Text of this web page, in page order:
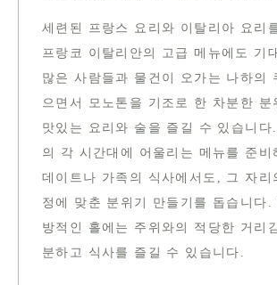
세련된 프랑스 요리와 이탈리아 요리
프랑코 이탈리안의 고급 메뉴에도 기
많은 사람들과 물건이 오가는 나하의
으면서 모노톤을 기조로 한 차분한 분
맛있는 요리와 술을 즐길 수 있습니다
의 각 시간대에 어울리는 메뉴를 준비
데이트나 가족의 식사에서도, 그 자리
정에 맞춘 분위기 만들기를 돕습니다.
방적인 홀에는 주위와의 적당한 거리
분하고 식사를 즐길 수 있습니다.